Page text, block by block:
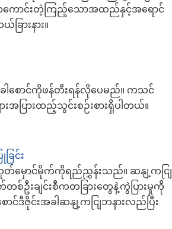
ကောင်းတဲ့ကြည့်သောအထည်နှင့်အရောင်
ြားနား။
စောင်ကိုဖန်တီးရန်လိုပေမည်။ ကသင်
ပြားထည့်သွင်းစဉ်းစားရှိပါတယ်။
ြင်း
မှောင်မိုက်ကိုရည်ညွှန်းသည်။ ဆနျ့ကငျြ
ဦးချင်းစီကတခြားတွေနဲ့ကွဲပြားမှုကို
ဇိုင်းအခါဆနျ့ကငျြဘနားလည်ပြီး